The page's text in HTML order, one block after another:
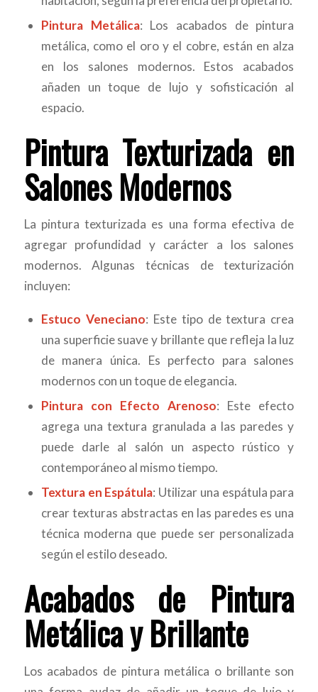
Pintura Metálica: Los acabados de pintura
metálica, como el oro y el cobre, están en alza
en los salones modernos. Estos acabados
añaden un toque de lujo y sofisticación al
espacio.
Pintura Texturizada en
Salones Modernos
La pintura texturizada es una forma efectiva de
agregar profundidad y carácter a los salones
modernos. Algunas técnicas de texturización
incluyen:
Estuco Veneciano: Este tipo de textura crea
una superficie suave y brillante que refleja la luz
de manera única. Es perfecto para salones
modernos con un toque de elegancia.
Pintura con Efecto Arenoso: Este efecto
agrega una textura granulada a las paredes y
puede darle al salón un aspecto rústico y
contemporáneo al mismo tiempo.
Textura en Espátula: Utilizar una espátula para
crear texturas abstractas en las paredes es una
técnica moderna que puede ser personalizada
según el estilo deseado.
Acabados de Pintura
Metálica y Brillante
Los acabados de pintura metálica o brillante son